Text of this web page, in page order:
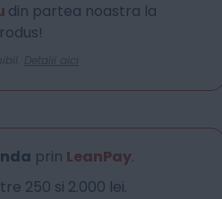
din partea noastra la
Detalii aici
prin LeanPay.
250 si 2.000 lei.